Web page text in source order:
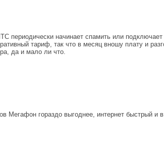
начинает спамить или
тариф, так что в месяц вношу плату и
да и мало ли что.
гораздо выгоднее, интернет быстрый и